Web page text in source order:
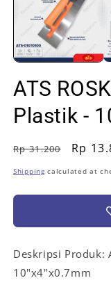
ATS
Plastik -
Regular
Rp 31.200
Sale
Rp
Shipping calculated at
Deskripsi Produk:
10"x4"x0.7mm